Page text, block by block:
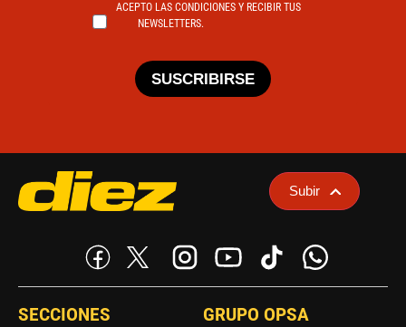
ACEPTO LAS CONDICIONES Y RECIBIR TUS
NEWSLETTERS.
SUSCRIBIRSE
Subir
SECCIONES GRUPO OPSA